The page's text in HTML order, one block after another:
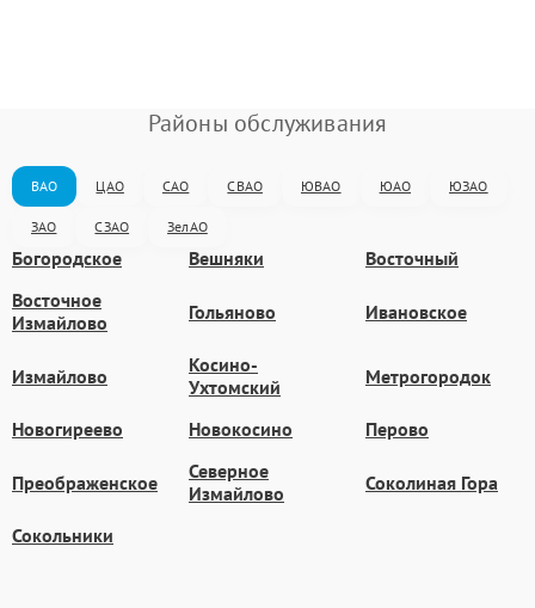
Районы обслуживания
ВАО ЦАО САО СВАО ЮВАО ЮАО ЮЗАО
ЗАО СЗАО ЗелАО
Богородское Вешняки
Восточный
Восточное
Измайлово
Гольяново Ивановское
Измайлово
Косино-
Ухтомский
Метрогородок
Новогиреево Новокосино Перово
Преображенское
Северное
Измайлово
Соколиная Гора
Сокольники